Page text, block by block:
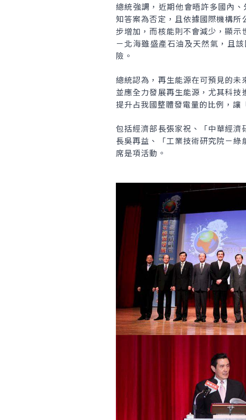
總統強調，近期他會晤許多國內
知答案為否定，且依據國際機構
步增加，而核能則不會減少，顯
－北海雖盛產石油及天然氣，且
險。
總統認為，再生能源在可預見的未
並應全力發展再生能源，尤其科
提升占我國整體發電量的比例，讓
包括經濟部長張家祝、「中華經
長吳再益、「工業技術研究院－
席是項活動。